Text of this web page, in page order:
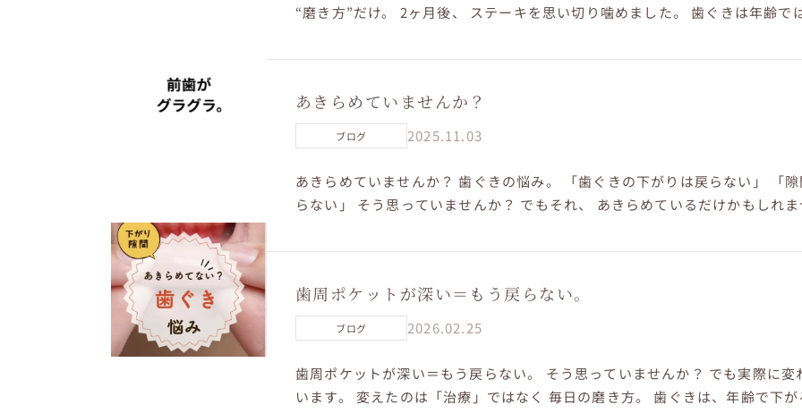
“磨き方”だけ。 2ヶ月後、 ステーキを思い切り噛めました。 歯ぐきは年齢で
あきらめていませんか？
ブログ 2025.11.03
あきらめていませんか？ 歯ぐきの悩み。 「歯ぐきの下がりは戻らない」 「隙
らない」 そう思っていませんか？ でもそれ、 あきらめているだけかもしれ
歯周ポケットが深い＝もう戻らない。
ブログ 2026.02.25
歯周ポケットが深い＝もう戻らない。 そう思っていませんか？ でも実際に変
います。 変えたのは「治療」ではなく 毎日の磨き方。 歯ぐきは、年齢で下が